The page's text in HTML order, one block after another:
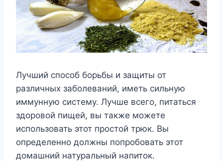
Лучший способ борьбы и защиты от
различных заболеваний, иметь сильную
иммунную систему. Лучше всего, питаться
здоровой пищей, вы также можете
использовать этот простой трюк. Вы
определенно должны попробовать этот
домашний натуральный напиток.